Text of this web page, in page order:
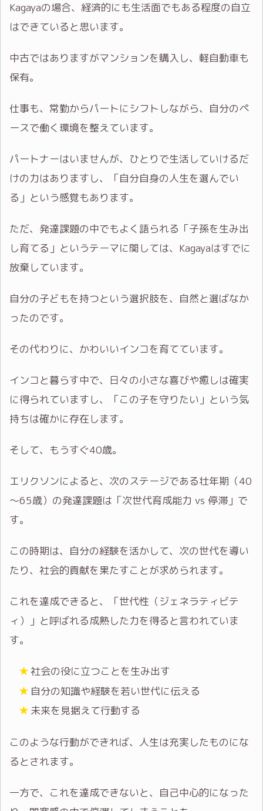
Kagayaの場合、経済的にも生活面でもある程度の自立
はできていると思います。
中古ではありますがマンションを購入し、軽自動車も
保有。
仕事も、常勤からパートにシフトしながら、自分のペ
ースで働く環境を整えています。
パートナーはいませんが、ひとりで生活していけるだ
けの力はありますし、「自分自身の人生を選んでい
る」という感覚もあります。
ただ、発達課題の中でもよく語られる「子孫を生み出
し育てる」というテーマに関しては、Kagayaはすでに
放棄しています。
自分の子どもを持つという選択肢を、自然と選ばなか
ったのです。
その代わりに、かわいいインコを育てています。
インコと暮らす中で、日々の小さな喜びや癒しは確実
に得られていますし、「この子を守りたい」という気
持ちは確かに存在します。
そして、もうすぐ40歳。
エリクソンによると、次のステージである壮年期（40
～65歳）の発達課題は「次世代育成能力 vs 停滞」で
す。
この時期は、自分の経験を活かして、次の世代を導い
たり、社会的貢献を果たすことが求められます。
これを達成できると、「世代性（ジェネラティビテ
ィ）」と呼ばれる成熟した力を得ると言われていま
す。
社会の役に立つことを生み出す
自分の知識や経験を若い世代に伝える
未来を見据えて行動する
このような行動ができれば、人生は充実したものにな
るとされます。
一方で、これを達成できないと、自己中心的になった